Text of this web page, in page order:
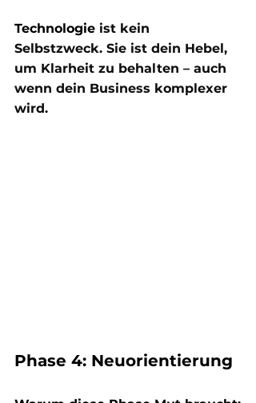
Technologie ist kein
Selbstzweck. Sie ist dein Hebel,
um Klarheit zu behalten – auch
wenn dein Business komplexer
wird.
Phase 4: Neuorientierung